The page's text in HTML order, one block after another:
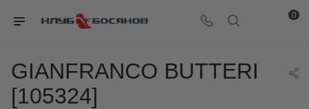
0
GIANFRANCO BUTTERI
[105324]